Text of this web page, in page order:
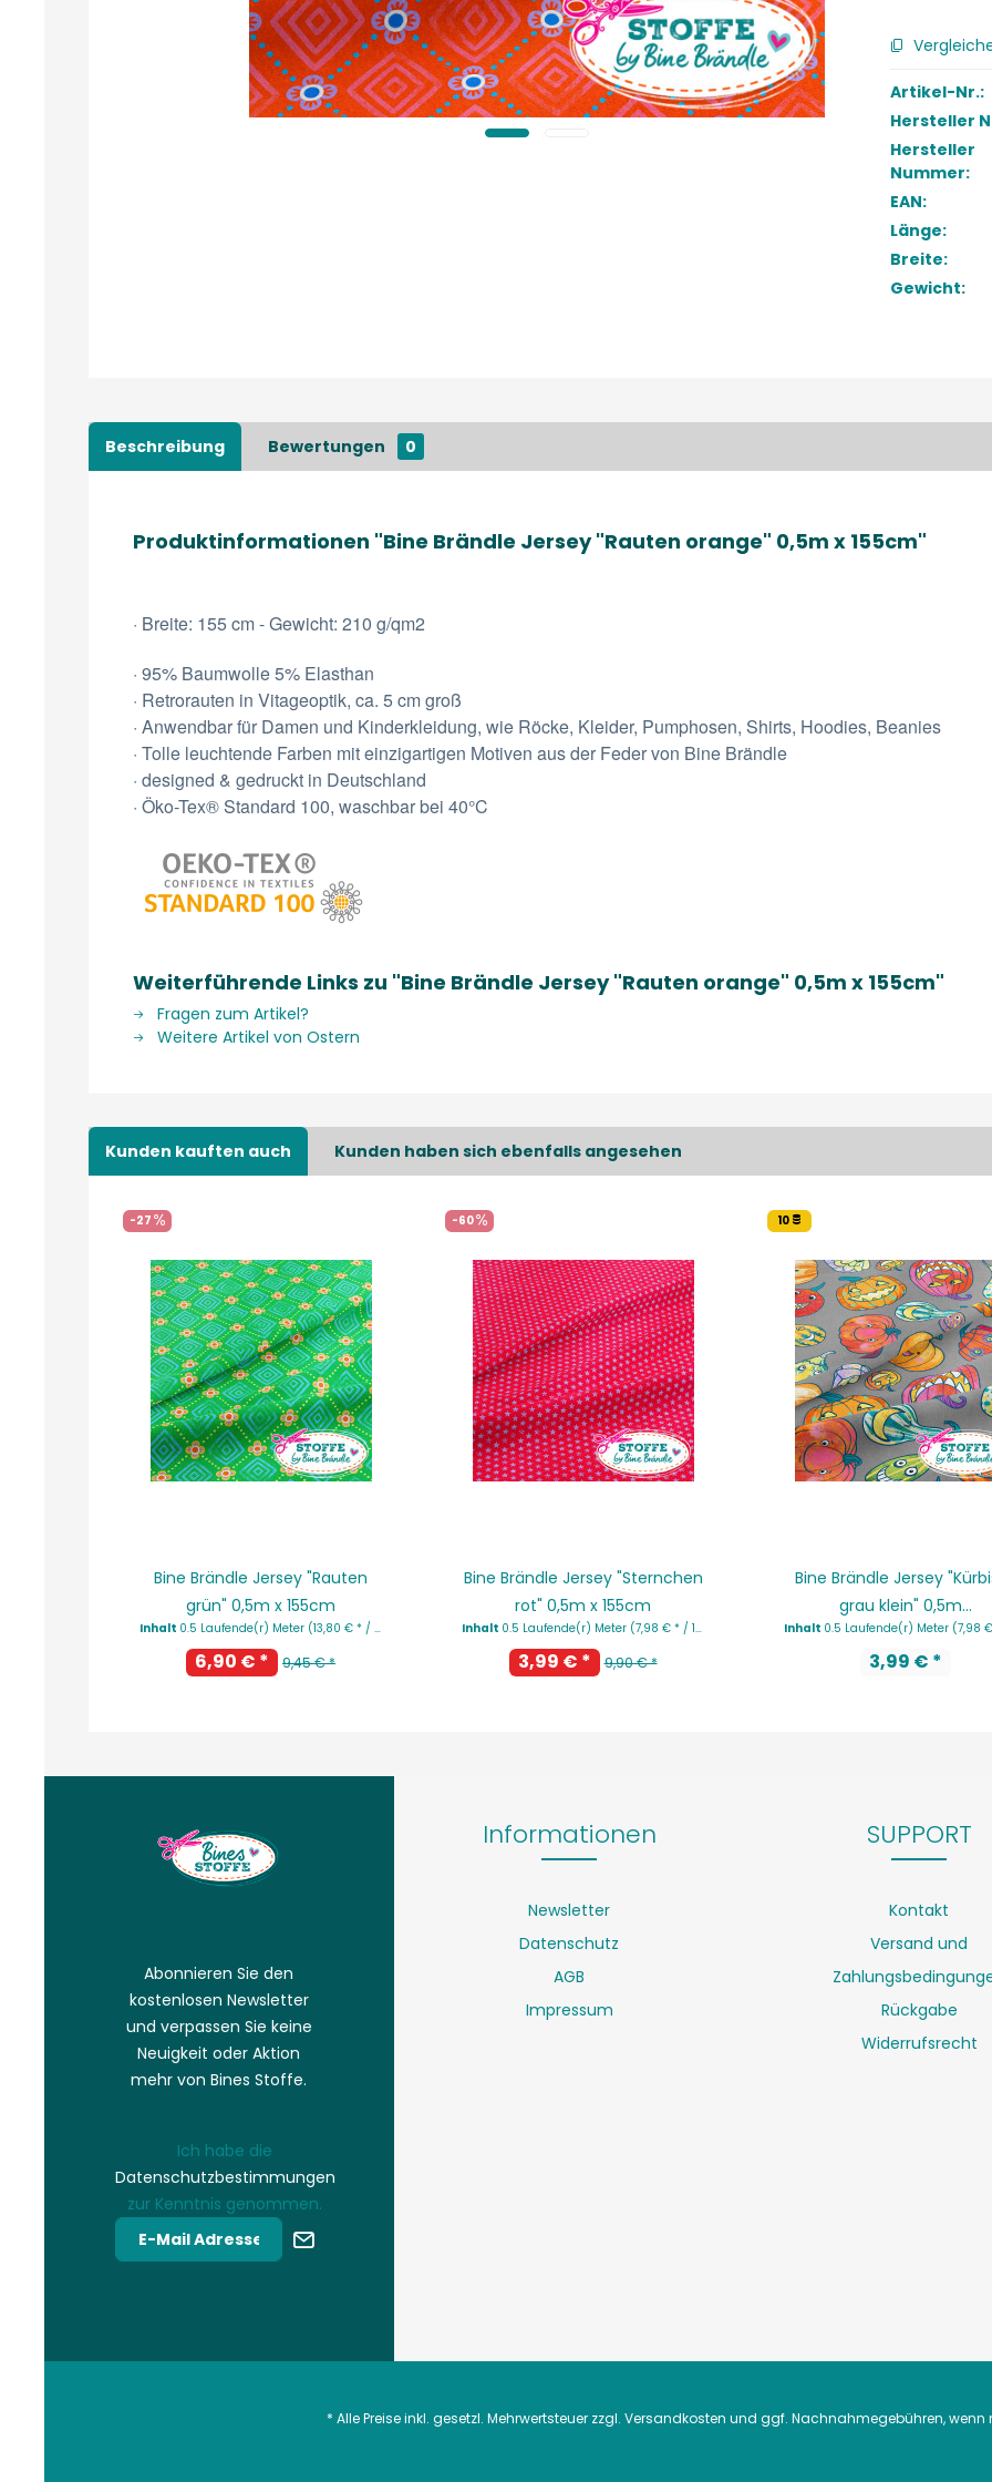
Artikel-Nr.:
Hersteller
Hersteller
Nummer:
EAN:
Länge:
Breite:
Gewicht:
Beschreibung Bewertungen 0
Produktinformationen "Bine Brändle Jersey "Rauten orange" 0,5m x 155cm"
· Breite: 155 cm - Gewicht: 210 g/qm2
· 95% Baumwolle 5% Elasthan
· Retrorauten in Vitageoptik, ca. 5 cm groß
· Anwendbar für Damen und Kinderkleidung, wie Röcke, Kleider, Pumphosen, Shirts, Hoodies, Beanies
· Tolle leuchtende Farben mit einzigartigen Motiven aus der Feder von Bine Brändle
· designed & gedruckt in Deutschland
· Öko-Tex® Standard 100, waschbar bei 40°C
Weiterführende Links zu "Bine Brändle Jersey "Rauten orange" 0,5m x 155cm"
Fragen zum Artikel?
Weitere Artikel von Ostern
Kunden kauften auch Kunden haben sich ebenfalls angesehen
-27
Bine Brändle Jersey "Rauten
grün" 0,5m x 155cm
Inhalt 0.5 Laufende(r) Meter (13,80 € * / 1 Laufende(r) Meter)
6,90 € * 9,45 € *
-60
Bine Brändle Jersey "Sternchen
rot" 0,5m x 155cm
Inhalt 0.5 Laufende(r) Meter (7,98 € * / 1 Laufende(r) Meter)
3,99 € * 9,90 € *
10
Bine Brändle Jersey
grau klein" 0,5m...
Inhalt 0.5 Laufende(r) Meter (7,98 € * / 1
3,99 € *
SUPPORT
Kontakt
Versand und
Rückgabe
Widerrufsrecht
Informationen
Newsletter
Datenschutz
AGB
Impressum
Abonnieren Sie den
kostenlosen Newsletter
und verpassen Sie keine
Neuigkeit oder Aktion
mehr von Bines Stoffe.
Ich habe die
Datenschutzbestimmungen
zur Kenntnis genommen.
* Alle Preise inkl. gesetzl. Mehrwertsteuer zzgl. Versandkosten und ggf. Nachnahmegebühren, wenn